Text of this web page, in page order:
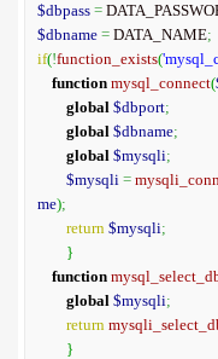
$dbpass =
$dbname = DATA_NAME;
if(!function_exists(
function mysql_connect(
global $dbport;
global $dbname;
global $mysqli;
$mysqli =
me);
return $mysqli;
}
function
global $mysqli;
return
}